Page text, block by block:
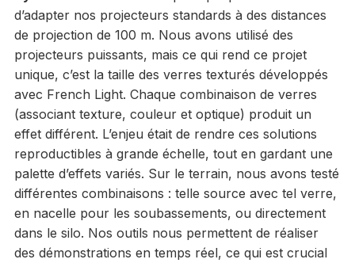
d’adapter nos projecteurs standards à des distances
de projection de 100 m. Nous avons utilisé des
projecteurs puissants, mais ce qui rend ce projet
unique, c’est la taille des verres texturés développés
avec French Light. Chaque combinaison de verres
(associant texture, couleur et optique) produit un
effet différent. L’enjeu était de rendre ces solutions
reproductibles à grande échelle, tout en gardant une
palette d’effets variés. Sur le terrain, nous avons testé
différentes combinaisons : telle source avec tel verre,
en nacelle pour les soubassements, ou directement
dans le silo. Nos outils nous permettent de réaliser
des démonstrations en temps réel, ce qui est crucial